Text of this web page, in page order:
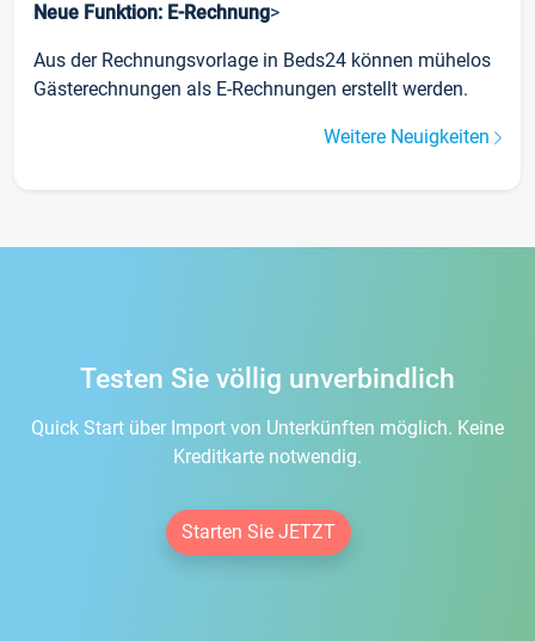
Neue Funktion: E-Rechnung>
Aus der Rechnungsvorlage in Beds24 können mühelos
Gästerechnungen als E-Rechnungen erstellt werden.
Weitere Neuigkeiten
Testen Sie völlig unverbindlich
Quick Start über Import von Unterkünften möglich. Keine
Kreditkarte notwendig.
Starten Sie JETZT